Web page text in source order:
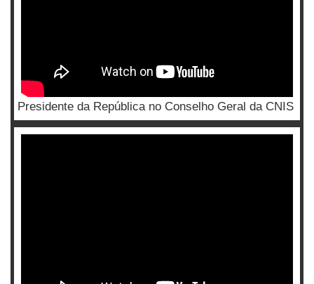
Presidente da República no Conselho Geral da CNIS